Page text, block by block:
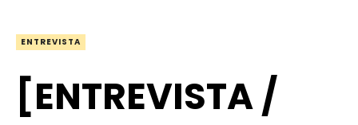
ENTREVISTA
[ENTREVISTA /